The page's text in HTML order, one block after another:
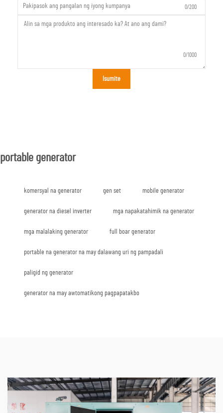
0/200
0/1000
Isumite
portable generator
komersyal na generator gen set mobile generator
generator na diesel inverter mga napakatahimik na generator
mga malalaking generator full boar generator
portable na generator na may dalawang uri ng pampadali
paligid ng generator
generator na may awtomatikong pagpapatakbo